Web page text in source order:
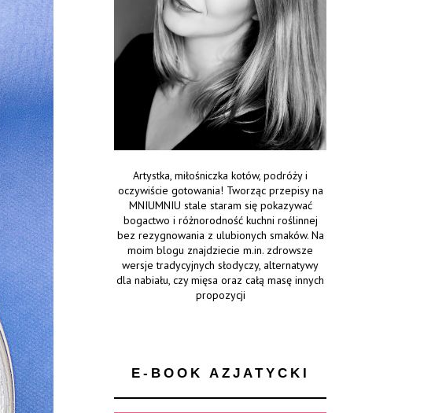
Artystka, miłośniczka kotów, podróży i
oczywiście gotowania! Tworząc przepisy na
MNIUMNIU stale staram się pokazywać
bogactwo i różnorodność kuchni roślinnej
bez rezygnowania z ulubionych smaków. Na
moim blogu znajdziecie m.in. zdrowsze
wersje tradycyjnych słodyczy, alternatywy
dla nabiału, czy mięsa oraz całą masę innych
propozycji
E-BOOK AZJATYCKI